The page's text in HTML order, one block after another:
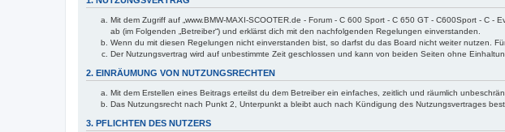
Mit dem Zugriff auf „www.BMW-MAXI-SCOOTER.de - Forum - C 600 Sport - C 650 GT - C600Sport - C
ab (im Folgenden „Betreiber“) und erklärst dich mit den nachfolgenden Regelungen einverstanden.
Wenn du mit diesen Regelungen nicht einverstanden bist, so darfst du das Board nicht weiter nutzen.
Der Nutzungsvertrag wird auf unbestimmte Zeit geschlossen und kann von beiden Seiten ohne
2. EINRÄUMUNG VON NUTZUNGSRECHTEN
Mit dem Erstellen eines Beitrags erteilst du dem Betreiber ein einfaches, zeitlich und räumlich
Das Nutzungsrecht nach Punkt 2, Unterpunkt a bleibt auch nach Kündigung des Nutzungsvertrages
3. PFLICHTEN DES NUTZERS